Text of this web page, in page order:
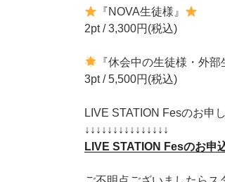
『NOVA生徒様』
2pt / 3,300円(税込)
『休会中の生徒様・外部
3pt / 5,500円(税込)
LIVE STATION Fesのお申
↓↓↓↓↓↓↓↓↓↓↓↓↓↓↓
LIVE STATION Fesのお申